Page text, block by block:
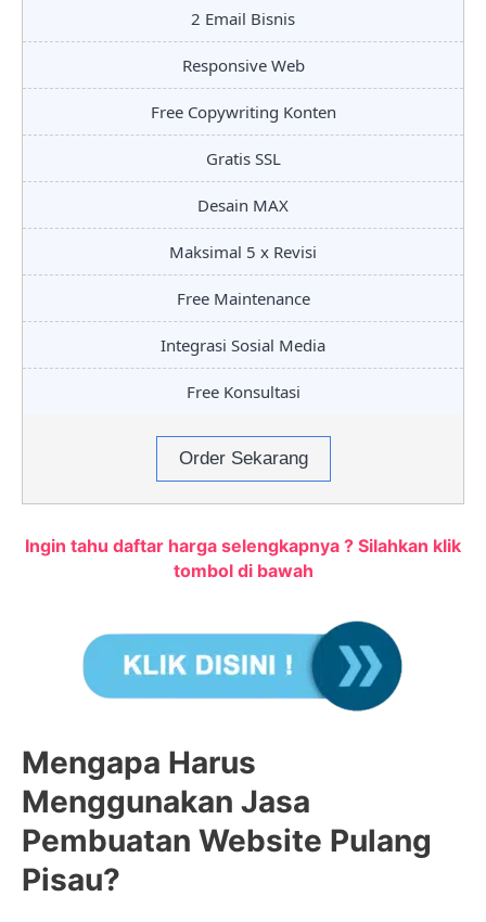
2 Email Bisnis
Responsive Web
Free Copywriting Konten
Gratis SSL
Desain MAX
Maksimal 5 x Revisi
Free Maintenance
Integrasi Sosial Media
Free Konsultasi
Order Sekarang
Ingin tahu daftar harga selengkapnya ? Silahkan klik
tombol di bawah
Mengapa Harus
Menggunakan Jasa
Pembuatan Website Pulang
Pisau?